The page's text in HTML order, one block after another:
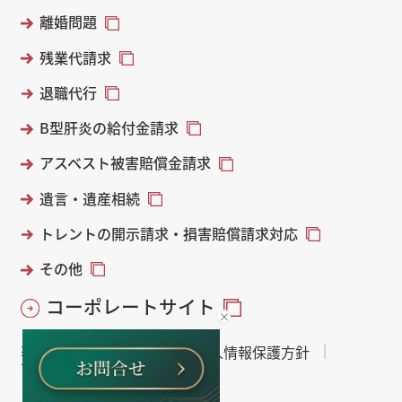
離婚問題
残業代請求
退職代行
B型肝炎の給付金請求
アスベスト被害賠償金請求
遺言・遺産相続
トレントの開示請求・損害賠償請求対応
その他
コーポレートサイト
著作権・免責について 個人情報保護方針
サイトマップ